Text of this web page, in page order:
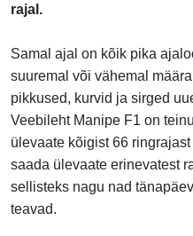
rajal.
Samal ajal on kõik pika
suuremal või vähemal
pikkused, kurvid ja sirged
Veebileht Manipe F1 on
ülevaate kõigist 66
saada ülevaate erinevatest
sellisteks nagu nad
teavad.